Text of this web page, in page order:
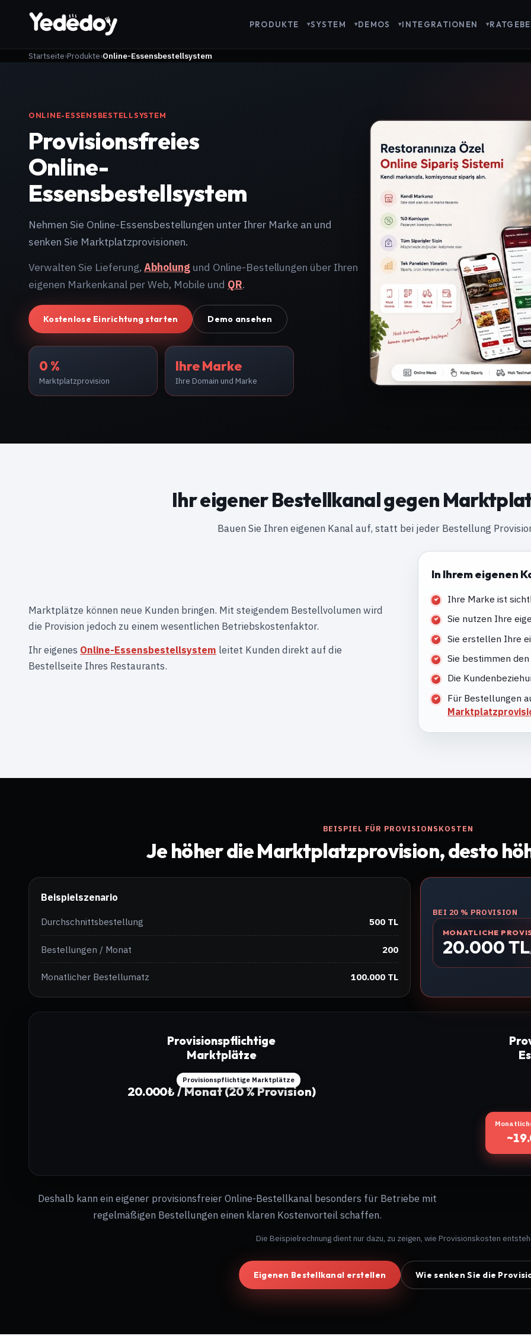
PRODUKTE SYSTEM DEMOS INTEGRATIONEN
Startseite Produkte Online-Essensbestellsystem
ONLINE-ESSENSBESTELLSYSTEM
Provisionsfreies
Online-
Essensbestellsystem
Nehmen Sie Online-Essensbestellungen unter Ihrer Marke an und
senken Sie Marktplatzprovisionen.
Verwalten Sie Lieferung, Abholung und Online-Bestellungen über Ihren
eigenen Markenkanal per Web, Mobile und QR.
Kostenlose Einrichtung starten Demo ansehen
0 %
Marktplatzprovision
Ihre Marke
Ihre Domain und Marke
Ihr eigener Bestellkanal gegen
Bauen Sie Ihren eigenen Kanal auf, statt bei jeder Bestellung
Marktplätze können neue Kunden bringen. Mit steigendem Bestellvolumen wird
die Provision jedoch zu einem wesentlichen Betriebskostenfaktor.
Ihr eigenes Online-Essensbestellsystem leitet Kunden direkt auf die
Bestellseite Ihres Restaurants.
In Ihrem eigenen
Ihre Marke ist
Sie nutzen Ihre
Sie erstellen Ihre
Sie bestimmen
Die
Für Bestellungen
BEISPIEL FÜR PROVISIONSKOSTEN
Je höher die Marktplatzprovision, desto
Beispielszenario
Durchschnittsbestellung 500 TL
Bestellungen / Monat 200
Monatlicher Bestellumatz 100.000 TL
BEI 20 % PROVISION
MONATLICHE
20.000 TL
Provisionspflichtige
Marktplätze
Provisionspflichtige Marktplätze
20.000₺ / Monat (20 % Provision)
Deshalb kann ein eigener provisionsfreier Online-Bestellkanal besonders für Betriebe mit
regelmäßigen Bestellungen einen klaren Kostenvorteil schaffen.
Die Beispielrechnung dient nur dazu, zu zeigen, wie Provisionskosten
Eigenen Bestellkanal erstellen Wie senken Sie die